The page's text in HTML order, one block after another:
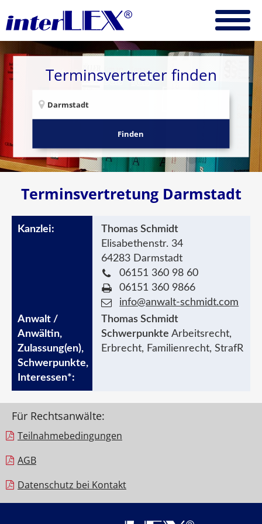
Terminsvertreter finden
Finden
Terminsvertretung Darmstadt
Thomas Schmidt
Elisabethenstr. 34
64283 Darmstadt
06151 360 98 60
06151 360 9866
info@anwalt-schmidt.com
Thomas Schmidt
Schwerpunkte Arbeitsrecht,
Erbrecht, Familienrecht, StrafR
Für Rechtsanwälte:
Teilnahme­bedingungen
AGB
Datenschutz bei Kontakt